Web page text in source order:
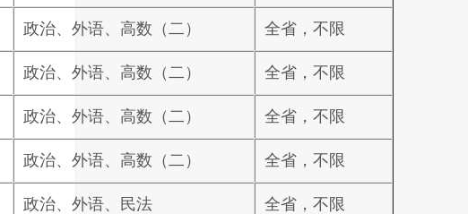
政治、外语、高数（二） 全省，不限
政治、外语、高数（二） 全省，不限
政治、外语、高数（二） 全省，不限
政治、外语、高数（二） 全省，不限
政治、外语、民法 全省，不限